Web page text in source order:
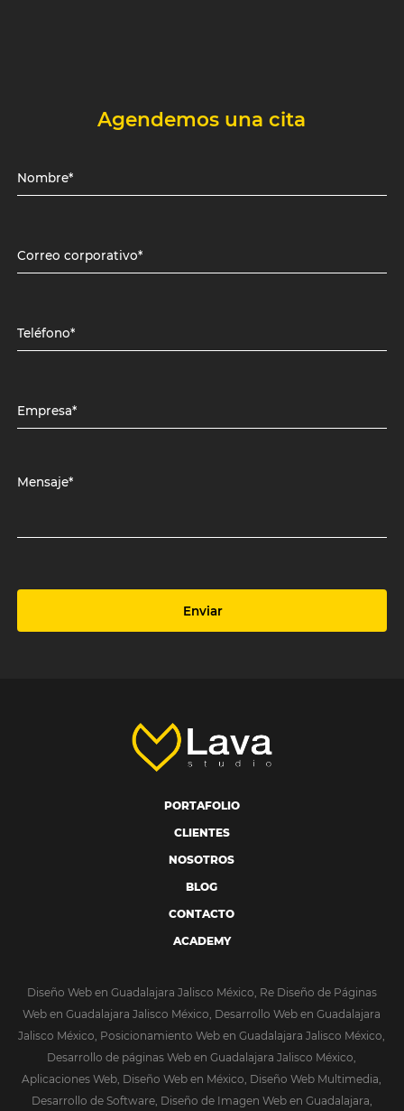
Agendemos una cita
Nombre*
Correo corporativo*
Teléfono*
Empresa*
Mensaje*
Enviar
PORTAFOLIO
CLIENTES
NOSOTROS
BLOG
CONTACTO
ACADEMY
Diseño Web en Guadalajara Jalisco México, Re Diseño de Páginas
Web en Guadalajara Jalisco México, Desarrollo Web en Guadalajara
Jalisco México, Posicionamiento Web en Guadalajara Jalisco México,
Desarrollo de páginas Web en Guadalajara Jalisco México,
Aplicaciones Web, Diseño Web en México, Diseño Web Multimedia,
Desarrollo de Software, Diseño de Imagen Web en Guadalajara,